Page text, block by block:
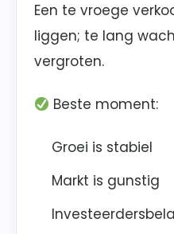
Een te vroege
liggen; te lang
vergroten.
Beste moment:
Groei is stabiel
Markt is gunstig